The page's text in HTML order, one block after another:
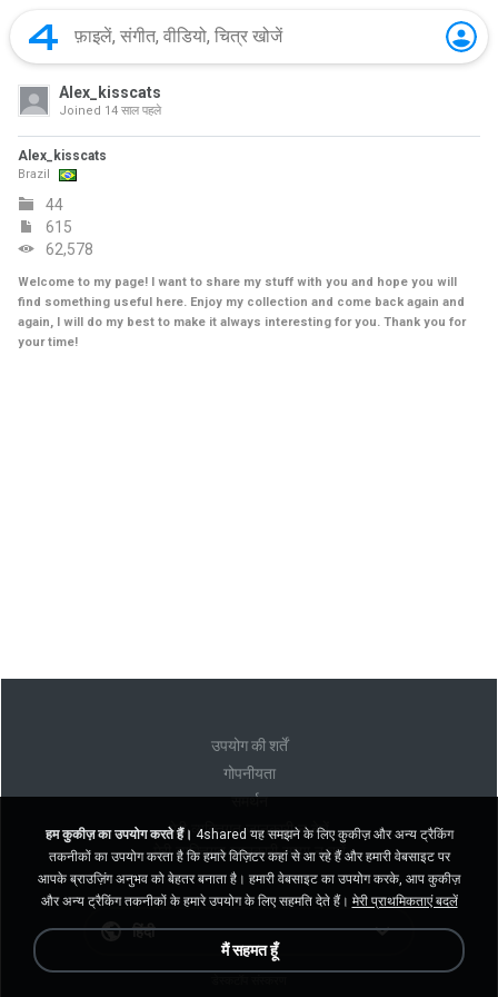
Alex_kisscats
Joined 14 साल पहले
Alex_kisscats
Brazil
44
615
62,578
Welcome to my page! I want to share my stuff with you and hope you will
find something useful here. Enjoy my collection and come back again and
again, I will do my best to make it always interesting for you. Thank you for
your time!
उपयोग की शर्तें
गोपनीयता
समर्थन
मेरी व्यक्तिगत जानकारी न बेचें
मेरी व्यक्तिगत जानकारी साझा न करें
हिंदी
हम कुकीज़ का उपयोग करते हैं। 4shared यह समझने के लिए कुकीज़ और अन्य ट्रैकिंग
तकनीकों का उपयोग करता है कि हमारे विज़िटर कहां से आ रहे हैं और हमारी वेबसाइट पर
आपके ब्राउज़िंग अनुभव को बेहतर बनाता है। हमारी वेबसाइट का उपयोग करके, आप कुकीज़
और अन्य ट्रैकिंग तकनीकों के हमारे उपयोग के लिए सहमति देते हैं। मेरी प्राथमिकताएं बदलें
मैं सहमत हूँ